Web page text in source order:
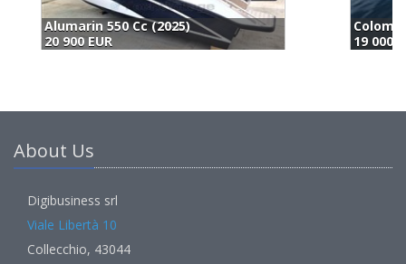
Colombo Super Indios 21 (1977)
19 000 EUR
About Us
Digibusiness srl
Viale Libertà 10
Collecchio, 43044